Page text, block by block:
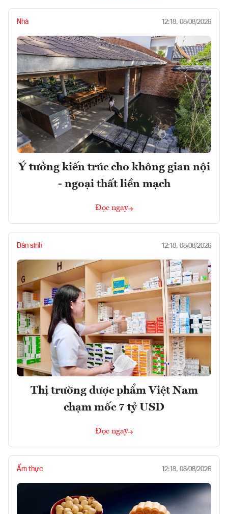
Nhà 12:18, 08/08/2026
Ý tưởng kiến trúc cho không gian nội
- ngoại thất liền mạch
Đọc ngay
Dân sinh 12:18, 08/08/2026
Thị trường dược phẩm Việt Nam
chạm mốc 7 tỷ USD
Đọc ngay
Ẩm thực 12:18, 08/08/2026